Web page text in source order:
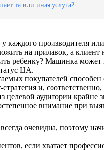
та или иная услуга?
у каждого производителя
на прилавок, а клиент
ребенку? Машинка
ЦА.
покупателей
стратегия и,
целевой аудитории
внимание при
очевидна, поэтому
если хватает